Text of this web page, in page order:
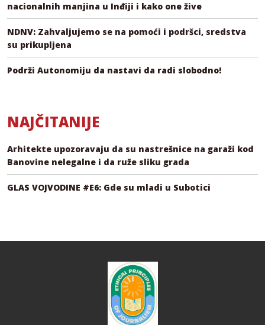
nacionalnih manjina u Inđiji i kako one žive
NDNV: Zahvaljujemo se na pomoći i podršci, sredstva
su prikupljena
Podrži Autonomiju da nastavi da radi slobodno!
NAJČITANIJE
Arhitekte upozoravaju da su nastrešnice na garaži kod
Banovine nelegalne i da ruže sliku grada
GLAS VOJVODINE #E6: Gde su mladi u Subotici